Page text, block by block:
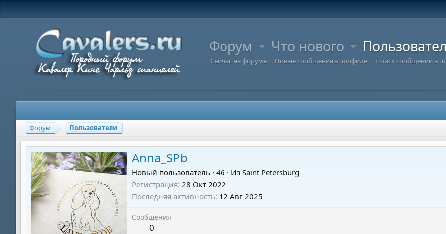
Форум Что нового
Сейчас на форуме Новые сообщения в профиле Поиск сообщений в
Форум Пользователи
Anna_SPb
Новый пользователь · 46 · Из Saint Petersburg
Регистрация 28 Окт 2022
Последняя активность 12 Авг 2025
Сообщения
0